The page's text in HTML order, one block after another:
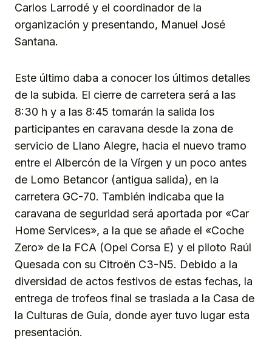
Carlos Larrodé y el coordinador de la
organización y presentando, Manuel José
Santana.
Este último daba a conocer los últimos detalles
de la subida. El cierre de carretera será a las
8:30 h y a las 8:45 tomarán la salida los
participantes en caravana desde la zona de
servicio de Llano Alegre, hacia el nuevo tramo
entre el Albercón de la Vírgen y un poco antes
de Lomo Betancor (antigua salida), en la
carretera GC-70. También indicaba que la
caravana de seguridad será aportada por «Car
Home Services», a la que se añade el «Coche
Zero» de la FCA (Opel Corsa E) y el piloto Raúl
Quesada con su Citroën C3-N5. Debido a la
diversidad de actos festivos de estas fechas, la
entrega de trofeos final se traslada a la Casa de
la Culturas de Guía, donde ayer tuvo lugar esta
presentación.